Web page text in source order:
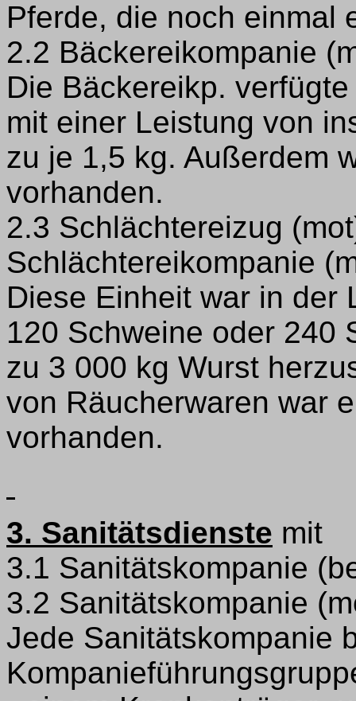
Pferde, die noch einmal
2.2 Bäckereikompanie
Die Bäckereikp.
mit einer Leistung von
zu je 1,5 kg. Außerdem
vorhanden.
2.3 Schlächtereizug
Schlächtereikompanie
Diese Einheit war in der
120 Schweine oder 240
zu 3 000 kg Wurst
von Räucherwaren war
vorhanden.
3. Sanitätsdienste mit
3.1 Sanitätskompanie
3.2 Sanitätskompanie
Jede Sanitätskompanie